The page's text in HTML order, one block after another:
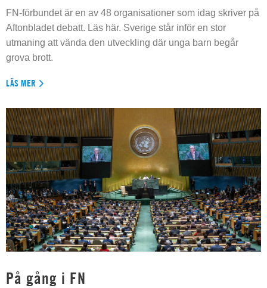
FN-förbundet är en av 48 organisationer som idag skriver på
Aftonbladet debatt. Läs här. Sverige står inför en stor
utmaning att vända den utveckling där unga barn begår
grova brott.
LÄS MER
På gång i FN